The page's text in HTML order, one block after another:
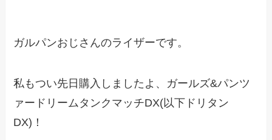
ガルパンおじさんのライザーです。
私もつい先日購入しましたよ、ガールズ&パンツ
ァードリームタンクマッチDX(以下ドリタン
DX)！